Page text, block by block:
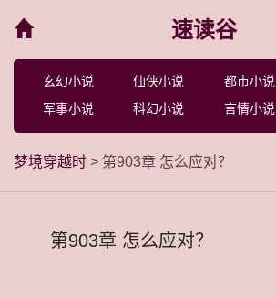
速读谷
玄幻小说 仙侠小说 都市小说
军事小说
科幻小说 言情小说
梦境穿越时 > 第903章 怎么应对？
第903章 怎么应对？